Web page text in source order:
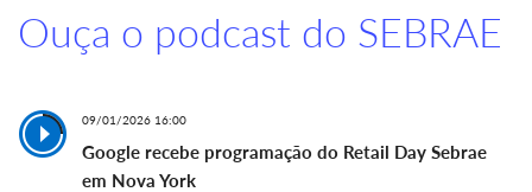
Ouça o podcast do SEBRAE
09/01/2026 16:00
Google recebe programação do Retail Day Sebrae
em Nova York